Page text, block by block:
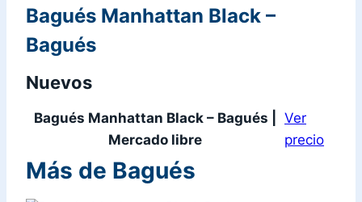
Bagués Manhattan Black –
Bagués
Nuevos
Bagués Manhattan Black – Bagués |
Mercado libre
Ver
precio
Más de Bagués